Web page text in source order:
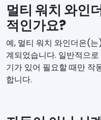
멀티 워치 와인
적인가요?
예, 멀티 워치 와인더은(
계되었습니다. 일반적으
기가 있어 필요할 때만 작
합니다.